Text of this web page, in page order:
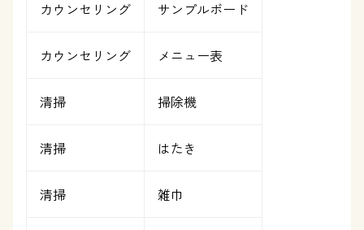
カウンセリング サンプルボード
カウンセリング メニュー表
清掃 掃除機
清掃 はたき
清掃 雑巾